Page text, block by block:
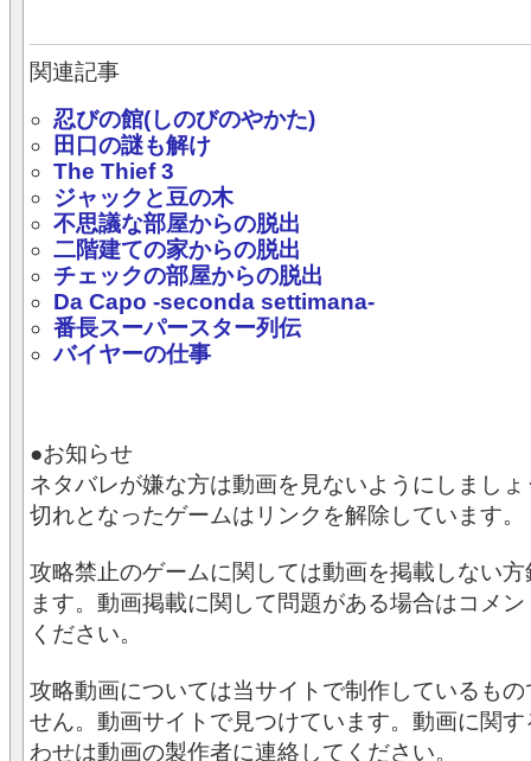
関連記事
忍びの館(しのびのやかた)
田口の謎も解け
The Thief 3
ジャックと豆の木
不思議な部屋からの脱出
二階建ての家からの脱出
チェックの部屋からの脱出
Da Capo -seconda settimana-
番長スーパースター列伝
バイヤーの仕事
●お知らせ
ネタバレが嫌な方は動画を見ないようにしまし
切れとなったゲームはリンクを解除しています。
攻略禁止のゲームに関しては動画を掲載しない
ます。動画掲載に関して問題がある場合はコメ
ください。
攻略動画については当サイトで制作しているも
せん。動画サイトで見つけています。動画に関
わせは動画の製作者に連絡してください。